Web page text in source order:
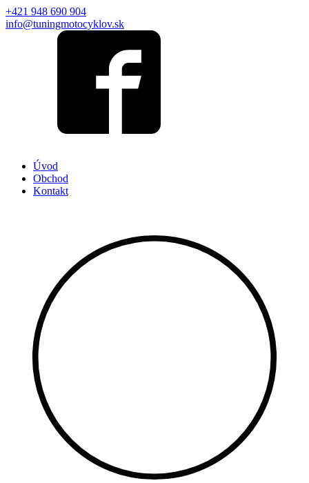
+421 948 690 904
info@tuningmotocyklov.sk
Úvod
Obchod
Kontakt